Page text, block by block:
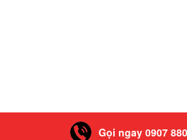
Gọi ngay 0907